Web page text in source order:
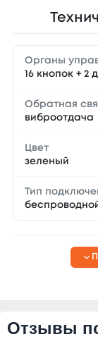
Органы
16 кнопок + 2
Обратная
виброотдача
Цвет
зеленый
Тип
Отзывы